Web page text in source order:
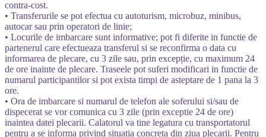
contra-cost.
• Transferurile se pot efectua cu autoturism, microbuz, minibus,
autocar sau prin operatori de linie;
• Locurile de imbarcare sunt informative; pot fi diferite in functie de
partenerul care efectueaza transferul si se reconfirma o data cu
informarea de plecare, cu 3 zile sau, prin excepție, cu maximum 24
de ore inainte de plecare. Traseele pot suferi modificari in functie de
numarul participantilor si pot exista timpi de asteptare de 1 pana la 3
ore.
• Ora de imbarcare si numarul de telefon ale soferului si/sau de
dispecerat se vor comunica cu 3 zile (prin exceptie 24 de ore)
inaintea datei plecarii. Calatorul va tine legatura cu transportatorul
pentru a se informa privind situatia concreta din ziua plecarii. Pentru